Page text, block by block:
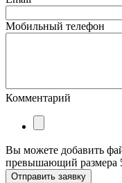
Мобильный телефон
Комментарий
Вы можете добавить
превышающий размера
Отправить заявку